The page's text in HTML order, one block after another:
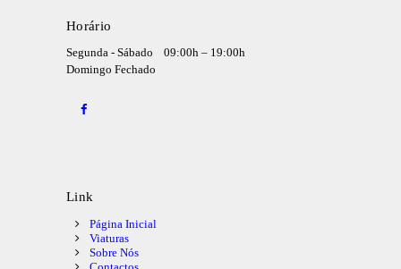
Horário
Segunda - Sábado 09:00h – 19:00h
Domingo Fechado
Link
Página Inicial
Viaturas
Sobre Nós